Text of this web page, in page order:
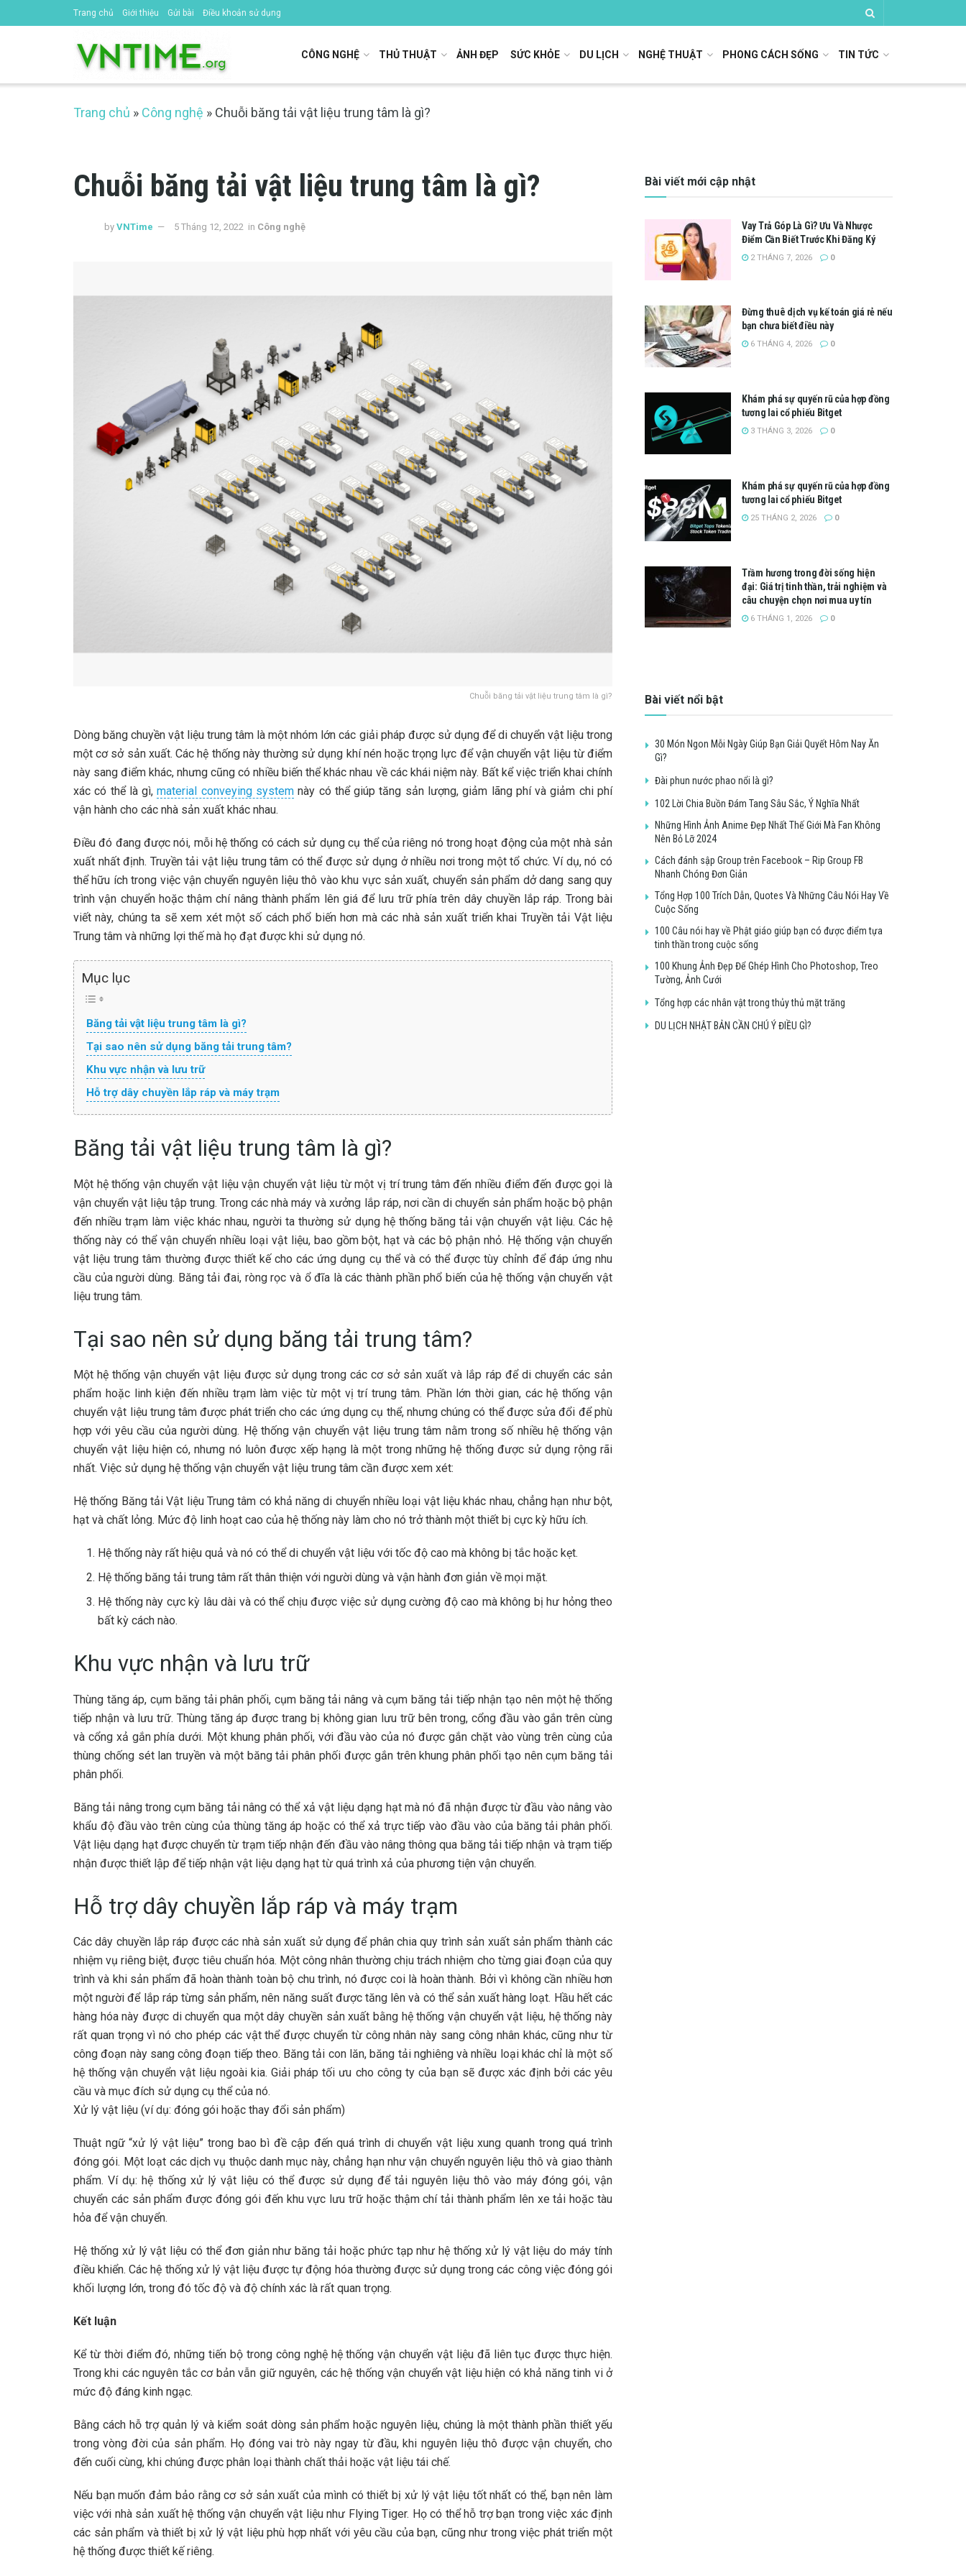
Trang chủ Giới thiệu Gửi bài Điều khoản sử dụng
CÔNG NGHỆ THỦ THUẬT ẢNH ĐẸP SỨC KHỎE DU LỊCH NGHỆ THUẬT PHONG CÁCH SỐNG TIN TỨC
Trang chủ » Công nghệ » Chuỗi băng tải vật liệu trung tâm là gì?
Chuỗi băng tải vật liệu trung tâm là gì?
by VNTime 5 Tháng 12, 2022 in Công nghệ
Chuỗi băng tải vật liệu trung tâm là gì?
Dòng băng chuyền vật liệu trung tâm là một nhóm lớn các giải pháp được sử dụng để di chuyển vật liệu trong
một cơ sở sản xuất. Các hệ thống này thường sử dụng khí nén hoặc trọng lực để vận chuyển vật liệu từ điểm
này sang điểm khác, nhưng cũng có nhiều biến thể khác nhau về các khái niệm này. Bất kể việc triển khai chính
xác có thể là gì,material conveying system này có thể giúp tăng sản lượng, giảm lãng phí và giảm chi phí
vận hành cho các nhà sản xuất khác nhau.
Điều đó đang được nói, mỗi hệ thống có cách sử dụng cụ thể của riêng nó trong hoạt động của một nhà sản
xuất nhất định. Truyền tải vật liệu trung tâm có thể được sử dụng ở nhiều nơi trong một tổ chức. Ví dụ, nó có
thể hữu ích trong việc vận chuyển nguyên liệu thô vào khu vực sản xuất, chuyển sản phẩm dở dang sang quy
trình vận chuyển hoặc thậm chí nâng thành phẩm lên giá để lưu trữ phía trên dây chuyền lắp ráp. Trong bài
viết này, chúng ta sẽ xem xét một số cách phổ biến hơn mà các nhà sản xuất triển khai Truyền tải Vật liệu
Trung tâm và những lợi thế mà họ đạt được khi sử dụng nó.
Mục lục
Băng tải vật liệu trung tâm là gì?
Tại sao nên sử dụng băng tải trung tâm?
Khu vực nhận và lưu trữ
Hỗ trợ dây chuyền lắp ráp và máy trạm
Băng tải vật liệu trung tâm là gì?
Một hệ thống vận chuyển vật liệu vận chuyển vật liệu từ một vị trí trung tâm đến nhiều điểm đến được gọi là
vận chuyển vật liệu tập trung. Trong các nhà máy và xưởng lắp ráp, nơi cần di chuyển sản phẩm hoặc bộ phận
đến nhiều trạm làm việc khác nhau, người ta thường sử dụng hệ thống băng tải vận chuyển vật liệu. Các hệ
thống này có thể vận chuyển nhiều loại vật liệu, bao gồm bột, hạt và các bộ phận nhỏ. Hệ thống vận chuyển
vật liệu trung tâm thường được thiết kế cho các ứng dụng cụ thể và có thể được tùy chỉnh để đáp ứng nhu
cầu của người dùng. Băng tải đai, ròng rọc và ổ đĩa là các thành phần phổ biến của hệ thống vận chuyển vật
liệu trung tâm.
Tại sao nên sử dụng băng tải trung tâm?
Một hệ thống vận chuyển vật liệu được sử dụng trong các cơ sở sản xuất và lắp ráp để di chuyển các sản
phẩm hoặc linh kiện đến nhiều trạm làm việc từ một vị trí trung tâm. Phần lớn thời gian, các hệ thống vận
chuyển vật liệu trung tâm được phát triển cho các ứng dụng cụ thể, nhưng chúng có thể được sửa đổi để phù
hợp với yêu cầu của người dùng. Hệ thống vận chuyển vật liệu trung tâm nằm trong số nhiều hệ thống vận
chuyển vật liệu hiện có, nhưng nó luôn được xếp hạng là một trong những hệ thống được sử dụng rộng rãi
nhất. Việc sử dụng hệ thống vận chuyển vật liệu trung tâm cần được xem xét:
Hệ thống Băng tải Vật liệu Trung tâm có khả năng di chuyển nhiều loại vật liệu khác nhau, chẳng hạn như bột,
hạt và chất lỏng. Mức độ linh hoạt cao của hệ thống này làm cho nó trở thành một thiết bị cực kỳ hữu ích.
Hệ thống này rất hiệu quả và nó có thể di chuyển vật liệu với tốc độ cao mà không bị tắc hoặc kẹt.
Hệ thống băng tải trung tâm rất thân thiện với người dùng và vận hành đơn giản về mọi mặt.
Hệ thống này cực kỳ lâu dài và có thể chịu được việc sử dụng cường độ cao mà không bị hư hỏng theo
bất kỳ cách nào.
Khu vực nhận và lưu trữ
Thùng tăng áp, cụm băng tải phân phối, cụm băng tải nâng và cụm băng tải tiếp nhận tạo nên một hệ thống
tiếp nhận và lưu trữ. Thùng tăng áp được trang bị không gian lưu trữ bên trong, cổng đầu vào gắn trên cùng
và cổng xả gắn phía dưới. Một khung phân phối, với đầu vào của nó được gắn chặt vào vùng trên cùng của
thùng chống sét lan truyền và một băng tải phân phối được gắn trên khung phân phối tạo nên cụm băng tải
phân phối.
Băng tải nâng trong cụm băng tải nâng có thể xả vật liệu dạng hạt mà nó đã nhận được từ đầu vào nâng vào
khẩu độ đầu vào trên cùng của thùng tăng áp hoặc có thể xả trực tiếp vào đầu vào của băng tải phân phối.
Vật liệu dạng hạt được chuyển từ trạm tiếp nhận đến đầu vào nâng thông qua băng tải tiếp nhận và trạm tiếp
nhận được thiết lập để tiếp nhận vật liệu dạng hạt từ quá trình xả của phương tiện vận chuyển.
Hỗ trợ dây chuyền lắp ráp và máy trạm
Các dây chuyền lắp ráp được các nhà sản xuất sử dụng để phân chia quy trình sản xuất sản phẩm thành các
nhiệm vụ riêng biệt, được tiêu chuẩn hóa. Một công nhân thường chịu trách nhiệm cho từng giai đoạn của quy
trình và khi sản phẩm đã hoàn thành toàn bộ chu trình, nó được coi là hoàn thành. Bởi vì không cần nhiều hơn
một người để lắp ráp từng sản phẩm, nên năng suất được tăng lên và có thể sản xuất hàng loạt. Hầu hết các
hàng hóa này được di chuyển qua một dây chuyền sản xuất bằng hệ thống vận chuyển vật liệu, hệ thống này
rất quan trọng vì nó cho phép các vật thể được chuyển từ công nhân này sang công nhân khác, cũng như từ
công đoạn này sang công đoạn tiếp theo. Băng tải con lăn, băng tải nghiêng và nhiều loại khác chỉ là một số
hệ thống vận chuyển vật liệu ngoài kia. Giải pháp tối ưu cho công ty của bạn sẽ được xác định bởi các yêu
cầu và mục đích sử dụng cụ thể của nó.
Xử lý vật liệu (ví dụ: đóng gói hoặc thay đổi sản phẩm)
Thuật ngữ “xử lý vật liệu” trong bao bì đề cập đến quá trình di chuyển vật liệu xung quanh trong quá trình
đóng gói. Một loạt các dịch vụ thuộc danh mục này, chẳng hạn như vận chuyển nguyên liệu thô và giao thành
phẩm. Ví dụ: hệ thống xử lý vật liệu có thể được sử dụng để tải nguyên liệu thô vào máy đóng gói, vận
chuyển các sản phẩm được đóng gói đến khu vực lưu trữ hoặc thậm chí tải thành phẩm lên xe tải hoặc tàu
hỏa để vận chuyển.
Hệ thống xử lý vật liệu có thể đơn giản như băng tải hoặc phức tạp như hệ thống xử lý vật liệu do máy tính
điều khiển. Các hệ thống xử lý vật liệu được tự động hóa thường được sử dụng trong các công việc đóng gói
khối lượng lớn, trong đó tốc độ và độ chính xác là rất quan trọng.
Kết luận
Kể từ thời điểm đó, những tiến bộ trong công nghệ hệ thống vận chuyển vật liệu đã liên tục được thực hiện.
Trong khi các nguyên tắc cơ bản vẫn giữ nguyên, các hệ thống vận chuyển vật liệu hiện có khả năng tinh vi ở
mức độ đáng kinh ngạc.
Bằng cách hỗ trợ quản lý và kiểm soát dòng sản phẩm hoặc nguyên liệu, chúng là một thành phần thiết yếu
trong vòng đời của sản phẩm. Họ đóng vai trò này ngay từ đầu, khi nguyên liệu thô được vận chuyển, cho
đến cuối cùng, khi chúng được phân loại thành chất thải hoặc vật liệu tái chế.
Nếu bạn muốn đảm bảo rằng cơ sở sản xuất của mình có thiết bị xử lý vật liệu tốt nhất có thể, bạn nên làm
việc với nhà sản xuất hệ thống vận chuyển vật liệu như Flying Tiger. Họ có thể hỗ trợ bạn trong việc xác định
các sản phẩm và thiết bị xử lý vật liệu phù hợp nhất với yêu cầu của bạn, cũng như trong việc phát triển một
hệ thống được thiết kế riêng.
Bài viết mới cập nhật
Vay Trả Góp Là Gì? Ưu Và Nhược
Điểm Cần Biết Trước Khi Đăng Ký
2 THÁNG 7, 2026 0
Đừng thuê dịch vụ kế toán giá rẻ nếu
bạn chưa biết điều này
6 THÁNG 4, 2026 0
Khám phá sự quyến rũ của hợp đồng
tương lai cổ phiếu Bitget
3 THÁNG 3, 2026 0
Khám phá sự quyến rũ của hợp đồng
tương lai cổ phiếu Bitget
25 THÁNG 2, 2026 0
Trầm hương trong đời sống hiện
đại: Giá trị tinh thần, trải nghiệm và
câu chuyện chọn nơi mua uy tín
6 THÁNG 1, 2026 0
Bài viết nổi bật
30 Món Ngon Mỗi Ngày Giúp Bạn Giải Quyết Hôm Nay Ăn
Gì?
Đài phun nước phao nổi là gì?
102 Lời Chia Buồn Đám Tang Sâu Sắc, Ý Nghĩa Nhất
Những Hình Ảnh Anime Đẹp Nhất Thế Giới Mà Fan Không
Nên Bỏ Lỡ 2024
Cách đánh sập Group trên Facebook – Rip Group FB
Nhanh Chóng Đơn Giản
Tổng Hợp 100 Trích Dẫn, Quotes Và Những Câu Nói Hay Về
Cuộc Sống
100 Câu nói hay về Phật giáo giúp bạn có được điểm tựa
tinh thần trong cuộc sống
100 Khung Ảnh Đẹp Để Ghép Hình Cho Photoshop, Treo
Tường, Ảnh Cưới
Tổng hợp các nhân vật trong thủy thủ mặt trăng
DU LỊCH NHẬT BẢN CẦN CHÚ Ý ĐIỀU GÌ?